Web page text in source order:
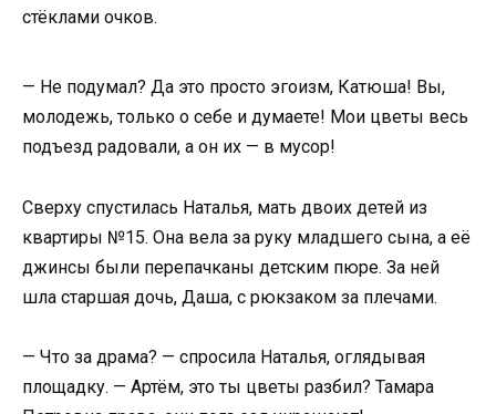
стёклами очков.
— Не подумал? Да это просто эгоизм, Катюша! Вы,
молодежь, только о себе и думаете! Мои цветы весь
подъезд радовали, а он их — в мусор!
Сверху спустилась Наталья, мать двоих детей из
квартиры №15. Она вела за руку младшего сына, а её
джинсы были перепачканы детским пюре. За ней
шла старшая дочь, Даша, с рюкзаком за плечами.
— Что за драма? — спросила Наталья, оглядывая
площадку. — Артём, это ты цветы разбил? Тамара